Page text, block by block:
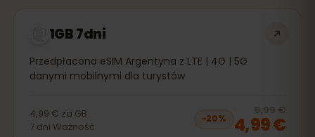
1GB 7dni
Przedpłacona eSIM Argentyna z LTE | 4G | 5G
danymi mobilnymi dla turystów
4,99 € za GB
7 dni Ważność
−20%
5,99 €
4,99 €